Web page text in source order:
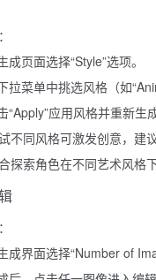
：
成页面选择“Style”选项。
拉菜单中挑选风格（如
“Apply”应用风格并重新生成
不同风格可激发创意，建
探索角色在不同艺术风格
：
成界面选择“Number of